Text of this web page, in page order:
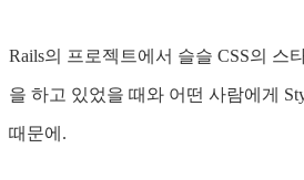
Rails의 프로젝트에서 슬슬 CSS의 스
을 하고 있었을 때와 어떤 사람에게
때문에.